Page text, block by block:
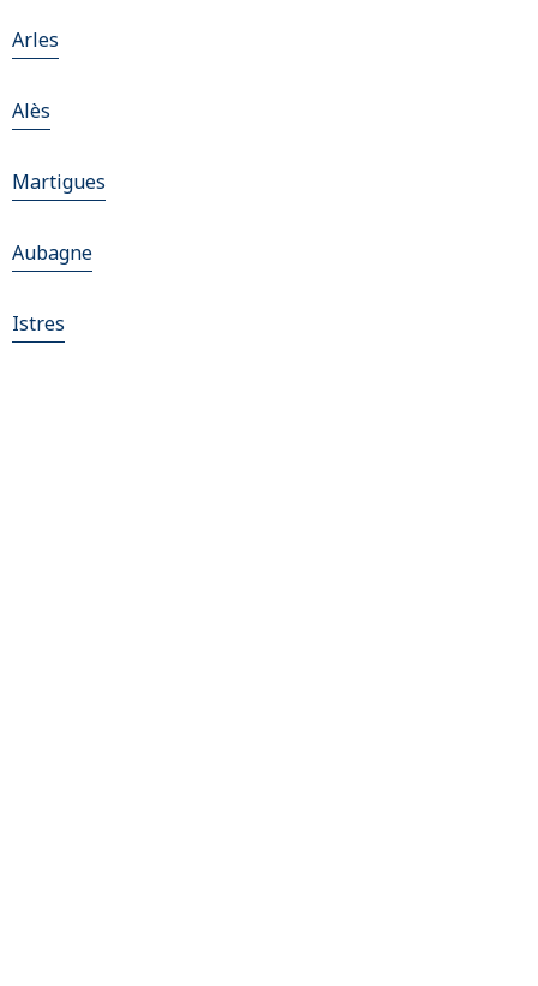
Arles
Alès
Martigues
Aubagne
Istres